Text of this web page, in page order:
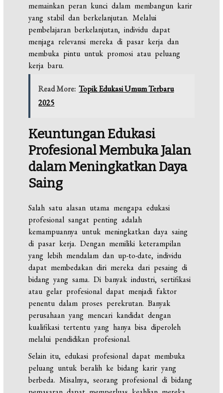
memainkan peran kunci dalam membangun karir
yang stabil dan berkelanjutan. Melalui
pembelajaran berkelanjutan, individu dapat
menjaga relevansi mereka di pasar kerja dan
membuka pintu untuk promosi atau peluang
kerja baru.
Read More: Topik Edukasi Umum Terbaru
2025
KeuntunganEdukasi
ProfesionalMembukaJalan
dalam Meningkatkan Daya
Saing
Salah satu alasan utama mengapa edukasi
profesional sangat penting adalah
kemampuannya untuk meningkatkan daya saing
di pasar kerja. Dengan memiliki keterampilan
yang lebih mendalam dan up-to-date, individu
dapat membedakan diri mereka dari pesaing di
bidang yang sama. Di banyak industri, sertifikasi
atau gelar profesional dapat menjadi faktor
penentu dalam proses perekrutan. Banyak
perusahaan yang mencari kandidat dengan
kualifikasi tertentu yang hanya bisa diperoleh
melalui pendidikan profesional.
Selain itu, edukasi profesional dapat membuka
peluang untuk beralih ke bidang karir yang
berbeda. Misalnya, seorang profesional di bidang